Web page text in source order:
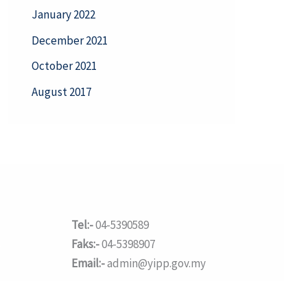
January 2022
December 2021
October 2021
August 2017
Tel:-04-5390589
Faks:-04-5398907
Email:-admin@yipp.gov.my